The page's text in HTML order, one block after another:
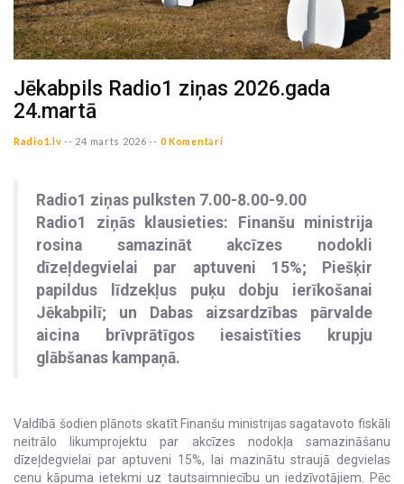
Jēkabpils Radio1 ziņas 2026.gada
24.martā
Radio1.lv -- 24 marts 2026 -- 0 Komentāri
Radio1 ziņas pulksten 7.00-8.00-9.00
Radio1 ziņās klausieties: Finanšu ministrija
rosina samazināt akcīzes nodokli
dīzeļdegvielai par aptuveni 15%; Piešķir
papildus līdzekļus puķu dobju ierīkošanai
Jēkabpilī; un Dabas aizsardzības pārvalde
aicina brīvprātīgos iesaistīties krupju
glābšanas kampaņā.
Valdībā šodien plānots skatīt Finanšu ministrijas sagatavoto fiskāli
neitrālo likumprojektu par akcīzes nodokļa samazināšanu
dīzeļdegvielai par aptuveni 15%, lai mazinātu straujā degvielas
cenu kāpuma ietekmi uz tautsaimniecību un iedzīvotājiem. Pēc